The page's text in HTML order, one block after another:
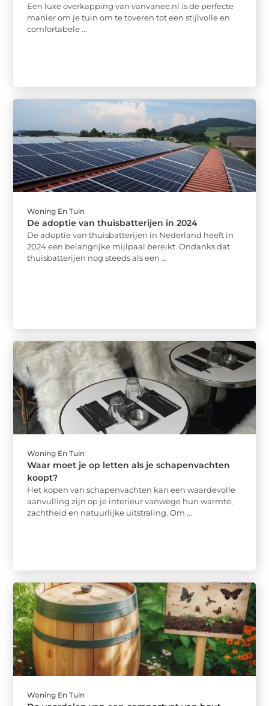
Een luxe overkapping van vanvanee.nl is de perfecte
manier om je tuin om te toveren tot een stijlvolle en
comfortabele ...
Woning En Tuin
De adoptie van thuisbatterijen in 2024
De adoptie van thuisbatterijen in Nederland heeft in
2024 een belangrijke mijlpaal bereikt. Ondanks dat
thuisbatterijen nog steeds als een ...
Woning En Tuin
Waar moet je op letten als je schapenvachten
koopt?
Het kopen van schapenvachten kan een waardevolle
aanvulling zijn op je interieur vanwege hun warmte,
zachtheid en natuurlijke uitstraling. Om ...
Woning En Tuin